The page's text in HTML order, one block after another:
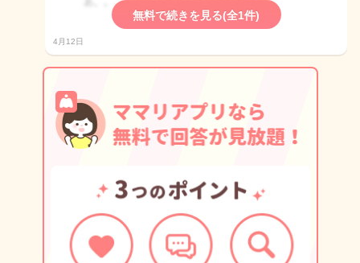
無料で続きを見る(全1件)
4月12日